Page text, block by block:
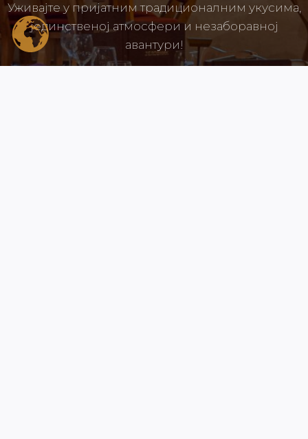
Уживајте у пријатним традиционалним укусима,
јединственој атмосфери и незаборавној
авантури!